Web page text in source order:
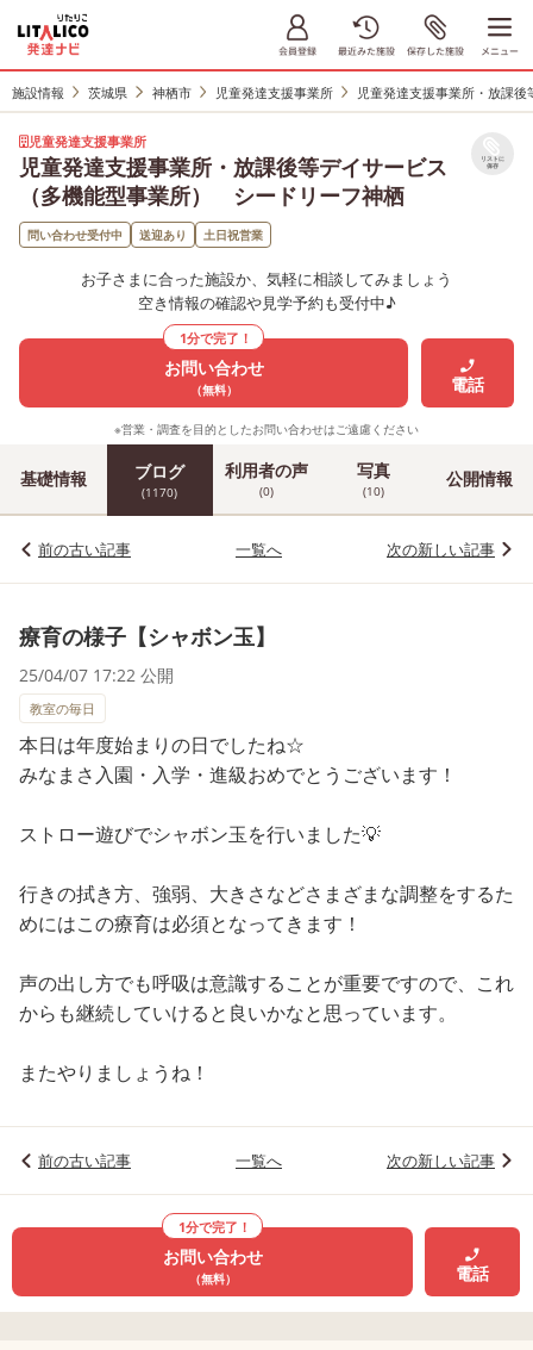
施設情報 茨城県 神栖市 児童発達支援事業所 児童発達支援事業所・放課
児童発達支援事業所
児童発達支援事業所・放課後等デイサービス
（多機能型事業所） シードリーフ神栖
リストに
保存
問い合わせ受付中 送迎あり 土日祝営業
お子さまに合った施設か、気軽に相談してみましょう
空き情報の確認や見学予約も受付中♪
1分で完了！
お問い合わせ
（無料） 電話
※営業・調査を目的としたお問い合わせはご遠慮ください
基礎情報 ブログ
(1170)
利用者の声
(0)
写真
(10)
公開情報
前の古い記事 一覧へ 次の新しい記事
療育の様子【シャボン玉】
25/04/07 17:22 公開
教室の毎日
本日は年度始まりの日でしたね☆
みなまさ入園・入学・進級おめでとうございます！
ストロー遊びでシャボン玉を行いました💡
行きの拭き方、強弱、大きさなどさまざまな調整をするた
めにはこの療育は必須となってきます！
声の出し方でも呼吸は意識することが重要ですので、これ
からも継続していけると良いかなと思っています。
またやりましょうね！
前の古い記事 一覧へ 次の新しい記事
1分で完了！
お問い合わせ
（無料） 電話